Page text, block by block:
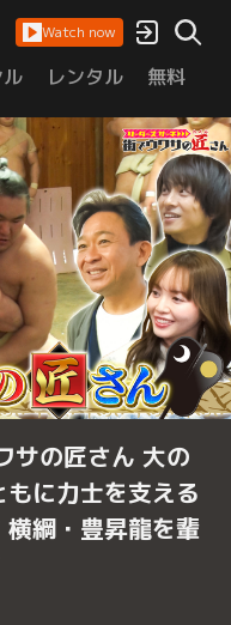
Watch now
レンタル 無料
サの匠さん 大の
に力士を支える
綱・豊昇龍を輩